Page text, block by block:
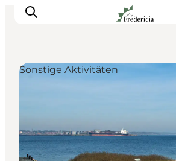
Erlebnisse und Kultur
Restaurants
Unterkünfte
Sonstige Aktivitäten